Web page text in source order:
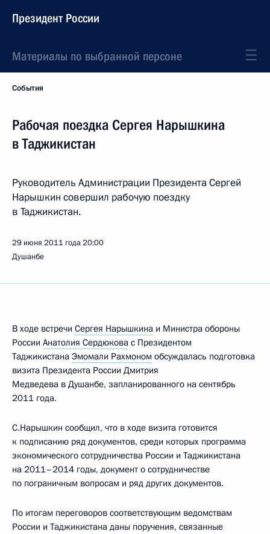
Президент России
Материалы по выбранной персоне
События
Рабочая поездка Сергея Нарышкина
в Таджикистан
Руководитель Администрации Президента Сергей
Нарышкин совершил рабочую поездку
в Таджикистан.
29 июня 2011 года20:00
Душанбе
В ходе встречи Сергея Нарышкина и Министра обороны
России Анатолия Сердюкова с Президентом
Таджикистана Эмомали Рахмоном обсуждалась подготовка
визита Президента России Дмитрия
Медведева в Душанбе, запланированного на сентябрь
2011 года.
С.Нарышкин сообщил, что в ходе визита готовится
к подписанию ряд документов, среди которых программа
экономического сотрудничества России и Таджикистана
на 2011–2014 годы, документ о сотрудничестве
по пограничным вопросам и ряд других документов.
По итогам переговоров соответствующим ведомствам
России и Таджикистана даны поручения, связанные